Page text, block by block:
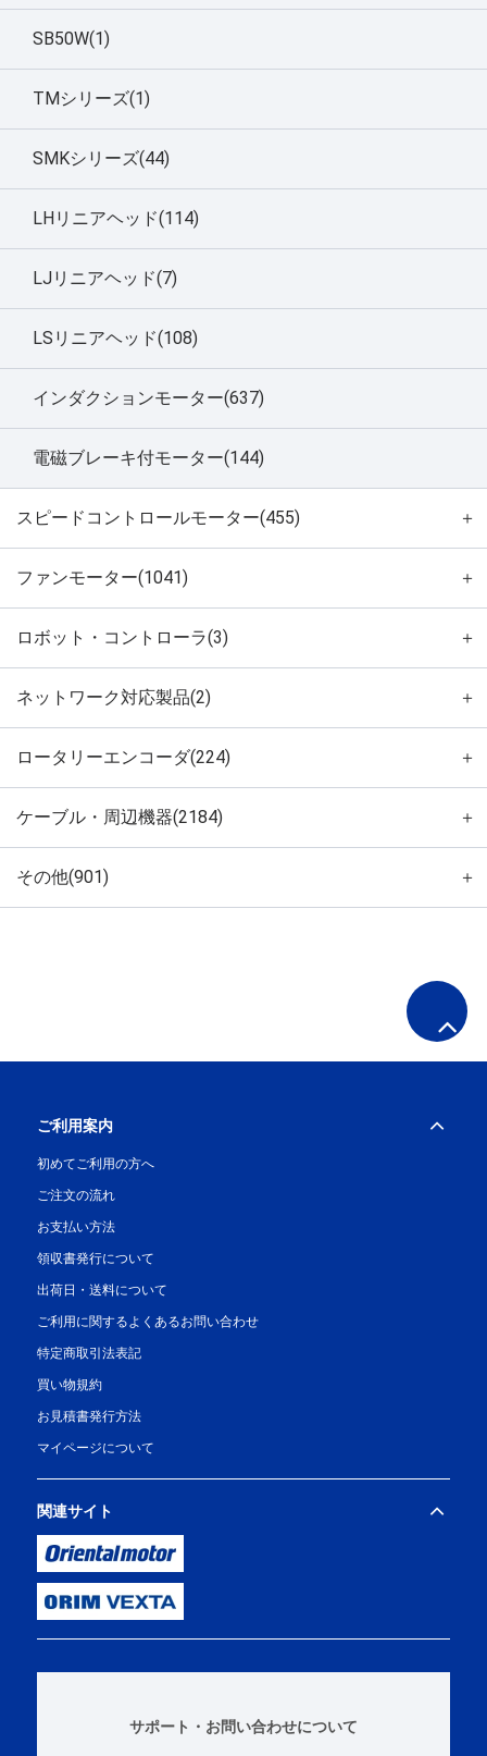
SB50W(1)
TMシリーズ(1)
SMKシリーズ(44)
LHリニアヘッド(114)
LJリニアヘッド(7)
LSリニアヘッド(108)
インダクションモーター(637)
電磁ブレーキ付モーター(144)
スピードコントロールモーター(455) ＋
ファンモーター(1041) ＋
ロボット・コントローラ(3) ＋
ネットワーク対応製品(2) ＋
ロータリーエンコーダ(224) ＋
ケーブル・周辺機器(2184) ＋
その他(901) ＋
ご利用案内
初めてご利用の方へ
ご注文の流れ
お支払い方法
領収書発行について
出荷日・送料について
ご利用に関するよくあるお問い合わせ
特定商取引法表記
買い物規約
お見積書発行方法
マイページについて
関連サイト
サポート・お問い合わせについて